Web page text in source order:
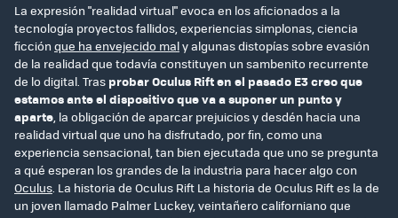
La expresión "realidad virtual" evoca en los aficionados a la
tecnología proyectos fallidos, experiencias simplonas, ciencia
ficción que ha envejecido maly algunas distopías sobre evasión
de la realidad que todavía constituyen un sambenito recurrente
de lo digital. Tras probar Oculus Rift en el pasado E3 creo que
estamos ante el dispositivo que va a suponer un punto y
aparte , la obligación de aparcar prejuicios y desdén hacia una
realidad virtual que uno ha disfrutado, por fin, como una
experiencia sensacional, tan bien ejecutada que uno se pregunta
a qué esperan los grandes de la industria para hacer algo con
Oculus . La historia de Oculus Rift La historia de Oculus Rift es la de
un joven llamado Palmer Luckey, veintañero californiano que